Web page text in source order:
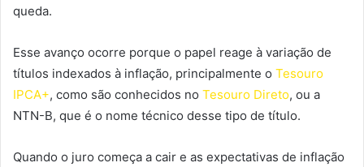
queda.
Esse avanço ocorre porque o papel reage à variação de
títulos indexados à inflação, principalmente o Tesouro
IPCA+, como são conhecidos no Tesouro Direto, ou a
NTN-B, que é o nome técnico desse tipo de título.
Quando o juro começa a cair e as expectativas de inflação